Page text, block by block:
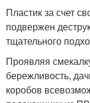
Пластик за счет
подвержен
тщательного
Проявляя
бережливость,
коробов